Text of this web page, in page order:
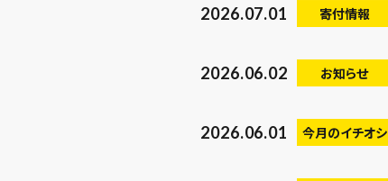
2026.07.01 寄付情報
2026.06.02 お知らせ
2026.06.01 今月のイチオシ